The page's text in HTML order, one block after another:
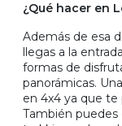
¿Qué hacer en
Además de esa
llegas a la
formas de
panorámicas.
en 4x4 ya que te
También puedes